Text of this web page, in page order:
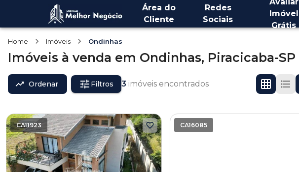
Área do
Cliente
Redes
Sociais
Imóvel
Grátis
Home Imóveis Ondinhas
Imóveis à venda em Ondinhas, Piracicaba-SP
Ordenar Filtros 3 imóveis encontrados
CA11923 CA16085